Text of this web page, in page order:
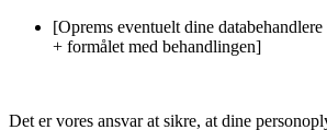
[Oprems eventuelt dine
+ formålet med behandlingen]
Det er vores ansvar at sikre, at dine